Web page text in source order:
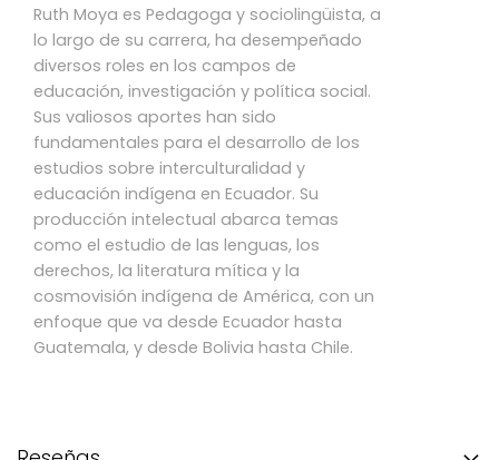
Ruth Moya es Pedagoga y sociolingüista, a
lo largo de su carrera, ha desempeñado
diversos roles en los campos de
educación, investigación y política social.
Sus valiosos aportes han sido
fundamentales para el desarrollo de los
estudios sobre interculturalidad y
educación indígena en Ecuador. Su
producción intelectual abarca temas
como el estudio de las lenguas, los
derechos, la literatura mítica y la
cosmovisión indígena de América, con un
enfoque que va desde Ecuador hasta
Guatemala, y desde Bolivia hasta Chile.